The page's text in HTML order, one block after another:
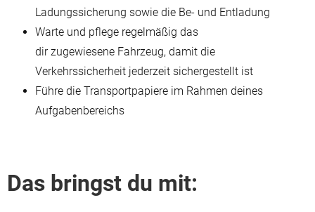
Ladungssicherung sowie die Be- und Entladung
Warte und pflege regelmäßig das
dir zugewiesene Fahrzeug, damit die
Verkehrssicherheit jederzeit sichergestellt ist
Führe die Transportpapiere im Rahmen deines
Aufgabenbereichs
Das bringst du mit: